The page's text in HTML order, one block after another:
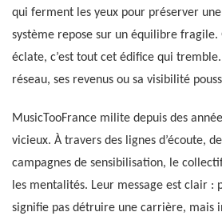
qui ferment les yeux pour préserver
système repose sur un équilibre fragile.
éclate, c’est tout cet édifice qui
réseau, ses revenus ou sa visibilité
MusicTooFrance milite depuis des
vicieux. À travers des lignes d’écoute,
campagnes de sensibilisation, le
les mentalités. Leur message est clair :
signifie pas détruire une carrière, mais